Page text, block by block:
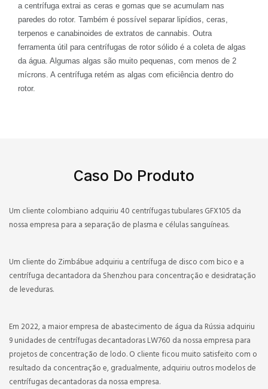
a centrífuga extrai as ceras e gomas que se acumulam nas
paredes do rotor. Também é possível separar lipídios, ceras,
terpenos e canabinoides de extratos de cannabis. Outra
ferramenta útil para centrífugas de rotor sólido é a coleta de algas
da água. Algumas algas são muito pequenas, com menos de 2
mícrons. A centrífuga retém as algas com eficiência dentro do
rotor.
Caso Do Produto
Um cliente colombiano adquiriu 40 centrífugas tubulares GFX105 da
nossa empresa para a separação de plasma e células sanguíneas.
Um cliente do Zimbábue adquiriu a centrífuga de disco com bico e a
centrífuga decantadora da Shenzhou para concentração e desidratação
de leveduras.
Em 2022, a maior empresa de abastecimento de água da Rússia adquiriu
9 unidades de centrífugas decantadoras LW760 da nossa empresa para
projetos de concentração de lodo. O cliente ficou muito satisfeito com o
resultado da concentração e, gradualmente, adquiriu outros modelos de
centrífugas decantadoras da nossa empresa.